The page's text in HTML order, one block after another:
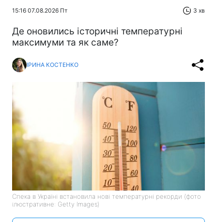
15:16 07.08.2026 Пт 3 хв
Де оновились історичні температурні
максимуми та як саме?
ІРИНА КОСТЕНКО
Спека в Україні встановила нові температурні рекорди (фото
ілюстративне: Getty Images)